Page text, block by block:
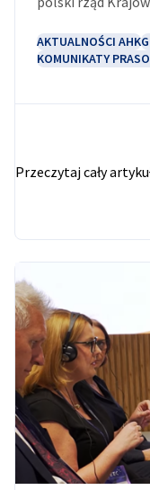
dwustronnej.
przedsiębiorstwa
wytwarzanie
AKTUALNOŚCI AHK
KOMUNIKATY
Przeczytaj cały